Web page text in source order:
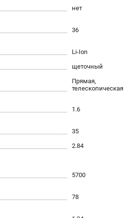
нет
36
Li-Ion
щеточный
Прямая,
телескопическая
1.6
35
2.84
5700
78